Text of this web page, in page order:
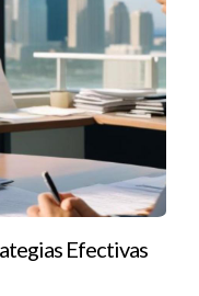
debido a la
gratuitamente.
la confianza del
un líder en su
Agente
vender una
un viaje emocional
Efectivas